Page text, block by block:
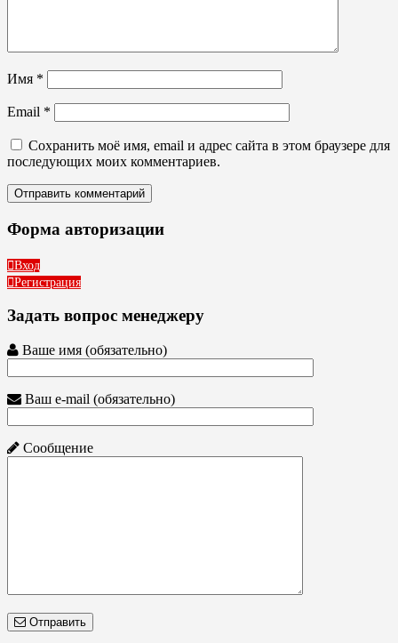
Имя *
Email *
Сохранить моё имя, email и адрес сайта в этом браузере для
последующих моих комментариев.
Форма авторизации
Вход
Регистрация
Задать вопрос менеджеру
Ваше имя (обязательно)
Ваш e-mail (обязательно)
Сообщение
Отправить